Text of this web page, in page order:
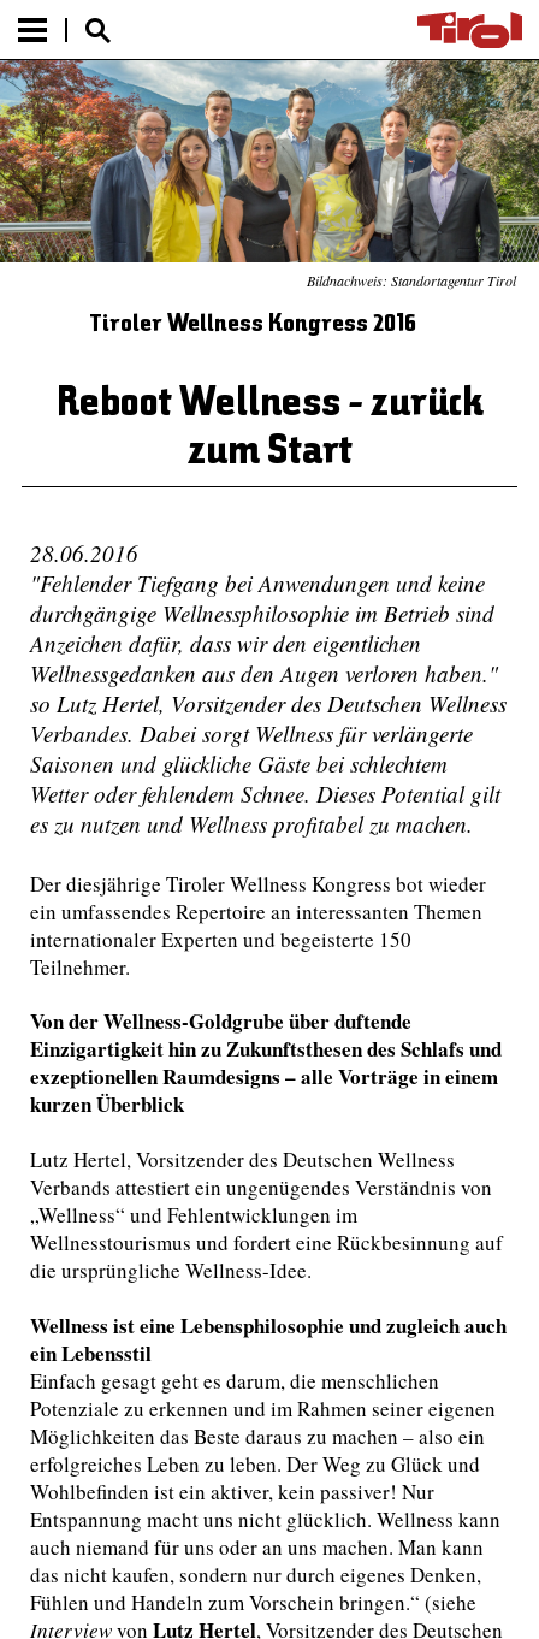
Bildnachweis: Standortagentur Tirol
Tiroler Wellness Kongress 2016
Reboot Wellness - zurück
zum Start
28.06.2016
"Fehlender Tiefgang bei Anwendungen und keine
durchgängige Wellnessphilosophie im Betrieb sind
Anzeichen dafür, dass wir den eigentlichen
Wellnessgedanken aus den Augen verloren haben."
so Lutz Hertel, Vorsitzender des Deutschen Wellness
Verbandes. Dabei sorgt Wellness für verlängerte
Saisonen und glückliche Gäste bei schlechtem
Wetter oder fehlendem Schnee. Dieses Potential gilt
es zu nutzen und Wellness profitabel zu machen.
Der diesjährige Tiroler Wellness Kongress bot wieder
ein umfassendes Repertoire an interessanten Themen
internationaler Experten und begeisterte 150
Teilnehmer.
Von der Wellness-Goldgrube über duftende
Einzigartigkeit hin zu Zukunftsthesen des Schlafs und
exzeptionellen Raumdesigns – alle Vorträge in einem
kurzen Überblick
Lutz Hertel, Vorsitzender des Deutschen Wellness
Verbands attestiert ein ungenügendes Verständnis von
„Wellness“ und Fehlentwicklungen im
Wellnesstourismus und fordert eine Rückbesinnung auf
die ursprüngliche Wellness-Idee.
Wellness ist eine Lebensphilosophie und zugleich auch
ein Lebensstil
Einfach gesagt geht es darum, die menschlichen
Potenziale zu erkennen und im Rahmen seiner eigenen
Möglichkeiten das Beste daraus zu machen – also ein
erfolgreiches Leben zu leben. Der Weg zu Glück und
Wohlbefinden ist ein aktiver, kein passiver! Nur
Entspannung macht uns nicht glücklich. Wellness kann
auch niemand für uns oder an uns machen. Man kann
das nicht kaufen, sondern nur durch eigenes Denken,
Fühlen und Handeln zum Vorschein bringen.“ (siehe
Interviewvon Lutz Hertel, Vorsitzender des Deutschen